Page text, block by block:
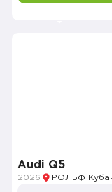
Audi Q5
2026 РОЛЬФ